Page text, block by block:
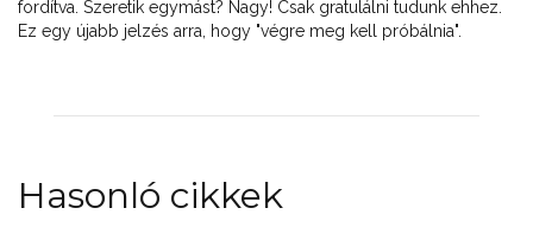
fordítva. Szeretik egymást? Nagy! Csak gratulálni tudunk ehhez.
Ez egy újabb jelzés arra, hogy "végre meg kell próbálnia".
Hasonló cikkek